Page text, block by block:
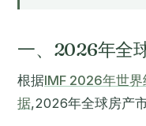
一、2026年全
根据IMF 2026年世界
据,2026年全球房产